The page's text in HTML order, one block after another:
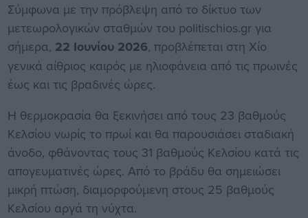
Σύμφωνα με την πρόβλεψη από το δίκτυο των
μετεωρολογικών σταθμών του politischios.gr για
σήμερα, 22 Ιουνίου 2026, προβλέπεται στη Χίο
γενικά αίθριος καιρός με ηλιοφάνεια από τις πρωινές
έως και τις βραδινές ώρες.
Η θερμοκρασία θα ξεκινήσει από τους 23 βαθμούς
Κελσίου νωρίς το πρωί και θα παρουσιάσει σταδιακή
άνοδο, φθάνοντας τους 31 βαθμούς Κελσίου κατά τις
απογευματινές ώρες. Από το βράδυ θα σημειώσει
μικρή πτώση, διαμορφούμενη στους 25 βαθμούς
Κελσίου αργά τη νύχτα.